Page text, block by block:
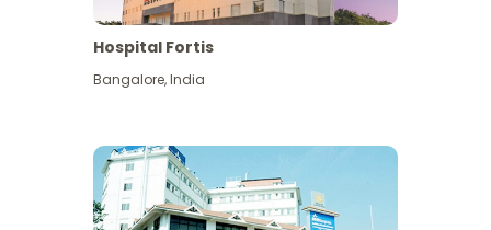
Hospital Fortis
Bangalore,India